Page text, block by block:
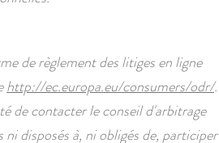
de règlement des litiges en ligne
http://ec.europa.eu/consumers/odr/.
de contacter le conseil d'arbitrage
disposés à, ni obligés de, participer